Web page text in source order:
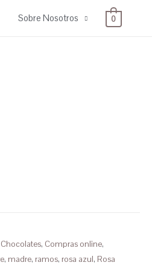
Sobre Nosotros 0
Chocolates, Compras online,
, madre, ramos, rosa azul, Rosa